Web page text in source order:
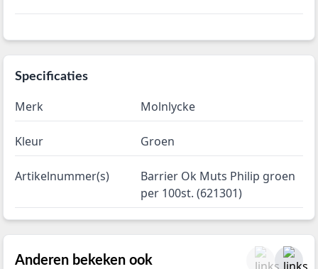
Specificaties
Merk Molnlycke
Kleur Groen
Artikelnummer(s)
Barrier Ok Muts Philip groen
per 100st. (621301)
Anderen bekeken ook